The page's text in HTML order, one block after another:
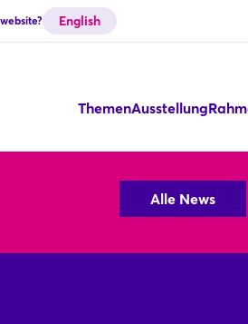
English
ThemenAusstellung
Alle News